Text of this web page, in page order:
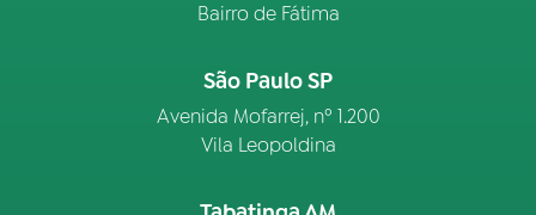
Bairro de Fátima
São Paulo SP
Avenida Mofarrej, nº 1.200
Vila Leopoldina